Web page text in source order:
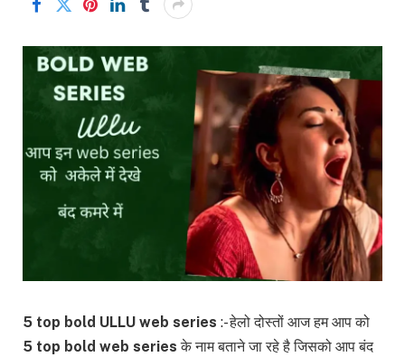
5 top bold ULLU web series :- हेलो दोस्तों आज हम आप को
5 top bold web series के नाम बताने जा रहे है जिसको आप बंद